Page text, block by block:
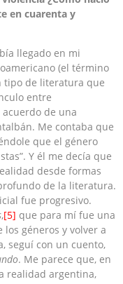
en cuarenta y
llegado en mi
(el término
tipo de literatura que
entre
de una
Me contaba que
que el género
Y él me decía que
desde formas
de la literatura.
fue progresivo.
,[5] que para mí fue una
géneros y volver a
seguí con un cuento,
. Me parece que, en
realidad argentina,